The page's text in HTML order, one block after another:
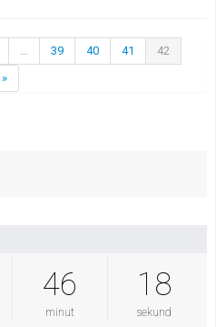
… 39 40 41
42
»
46
minut
17
sekund